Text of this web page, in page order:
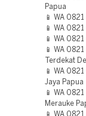
Papua
📱 WA
📱 WA
📱 WA
📱 WA
Terdekat
📱 WA
Jaya Papua
📱 WA
Merauke
📱 WA